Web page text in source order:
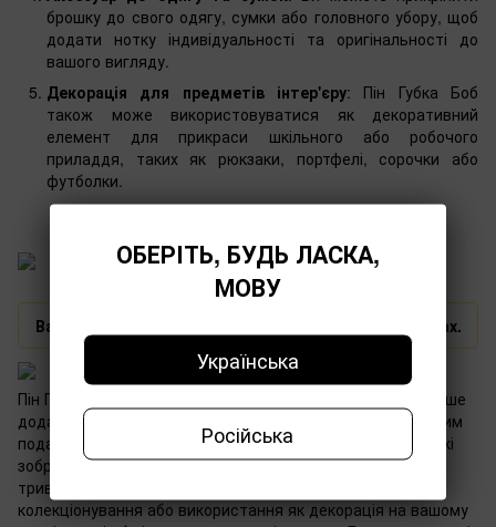
брошку до свого одягу, сумки або головного убору, щоб
додати нотку індивідуальності та оригінальності до
вашого вигляду.
Декорація для предметів інтер'єру: Пін Губка Боб
також може використовуватися як декоративний
елемент для прикраси шкільного або робочого
приладдя, таких як рюкзаки, портфелі, сорочки або
футболки.
Важливо❗️ Пін Губка Боб представлений у різних видах.
Пін Губка Боб – це яскрава та стильна брошка, яка не лише
додасть оригінальності вашому образу, а й стане чудовим
подарунком для фанатів мультсеріалу. Її насичені та чіткі
зображення збережуть свою яскравість протягом
тривалого часу. Цей аксесуар підходить для
колекціонування або використання як декорація на вашому
ОБЕРІТЬ, БУДЬ ЛАСКА,
МОВУ
Українська
Російська